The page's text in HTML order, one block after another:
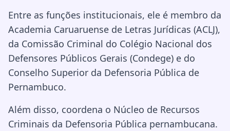
Entre as funções institucionais, ele é membro da
Academia Caruaruense de Letras Jurídicas (ACLJ),
da Comissão Criminal do Colégio Nacional dos
Defensores Públicos Gerais (Condege) e do
Conselho Superior da Defensoria Pública de
Pernambuco.
Além disso, coordena o Núcleo de Recursos
Criminais da Defensoria Pública pernambucana.